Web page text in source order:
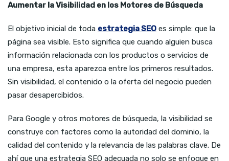
Aumentar la Visibilidad en los Motores de Búsqueda
El objetivo inicial de toda estrategia SEO es simple: que la
página sea visible. Esto significa que cuando alguien busca
información relacionada con los productos o servicios de
una empresa, esta aparezca entre los primeros resultados.
Sin visibilidad, el contenido o la oferta del negocio pueden
pasar desapercibidos.
Para Google y otros motores de búsqueda, la visibilidad se
construye con factores como la autoridad del dominio, la
calidad del contenido y la relevancia de las palabras clave. De
ahí que una estrategia SEO adecuada no solo se enfoque en